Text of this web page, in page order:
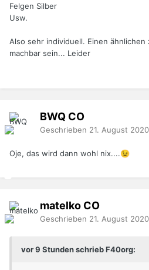
Felgen Silber
Usw.
Also sehr individuell. Einen
machbar sein... Leider
BWQ CO
Geschrieben 21. August 2020
Oje, das wird dann wohl nix....😉
matelko CO
Geschrieben 21. August 2020
vor 9 Stunden schrieb F40org: